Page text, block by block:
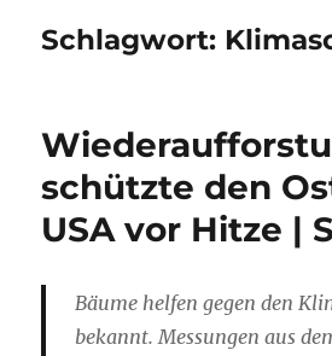
Schlagwort:
schützte den
USA vor Hitze |
Bäume helfen gegen den
bekannt. Messungen aus